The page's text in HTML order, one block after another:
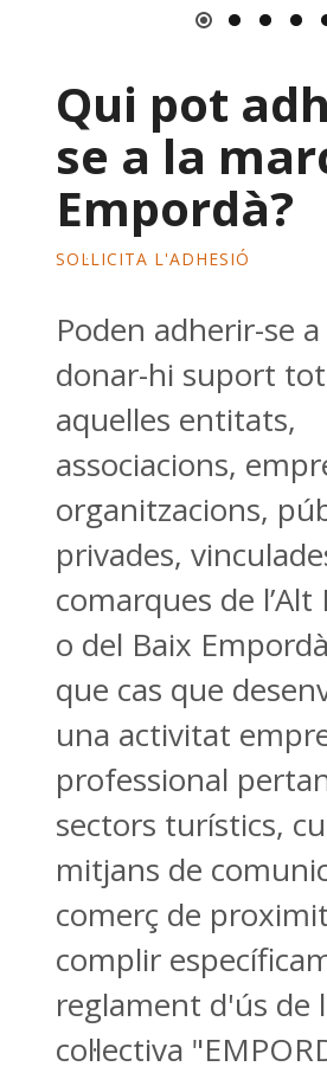
Qui pot
se a la
Empordà?
SOL·LICITA L'ADHESIÓ
Poden adherir-se
donar-hi suport
aquelles entitats,
associacions,
organitzacions,
privades,
comarques de
o del Baix
que cas que
una activitat
professional
sectors turístics,
mitjans de
comerç de
complir
reglament d'ús de
col·lectiva